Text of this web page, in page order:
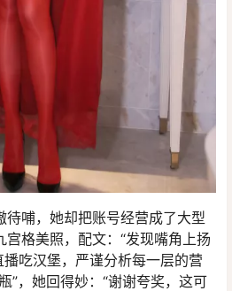
待哺，她却把账号经营成了大型
格美照，配文：“发现嘴角上扬
吃汉堡，严谨分析每一层的营
”，她回得妙：“谢谢夸奖，这可